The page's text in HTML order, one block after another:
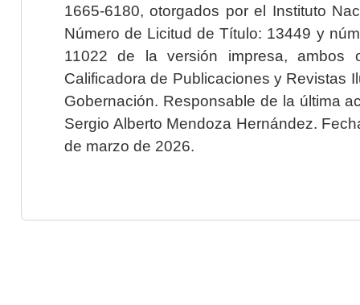
1665-6180, otorgados por el Instituto
Número de Licitud de Título: 13449 y
11022 de la versión impresa, ambos
Calificadora de Publicaciones y Revistas
Gobernación. Responsable de la última
Sergio Alberto Mendoza Hernández.
de marzo de 2026.